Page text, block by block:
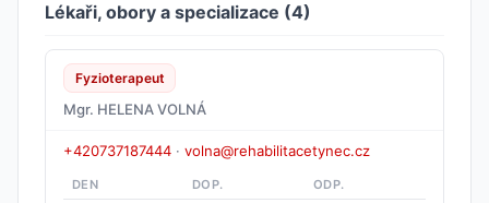
Lékaři, obory a specializace (4)
Fyzioterapeut
Mgr. HELENA VOLNÁ
+420737187444 · volna@rehabilitacetynec.cz
DEN DOP. ODP.